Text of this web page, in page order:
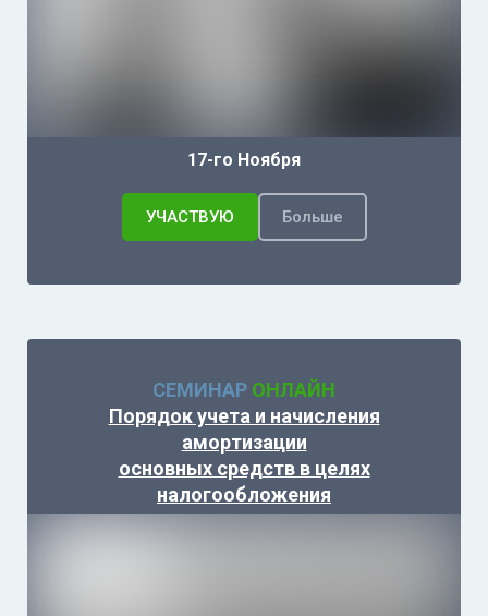
17-го Ноября
УЧАСТВУЮ Больше
СЕМИНАР ОНЛАЙН
Порядок учета и начисления
амортизации
основных средств в целях
налогообложения